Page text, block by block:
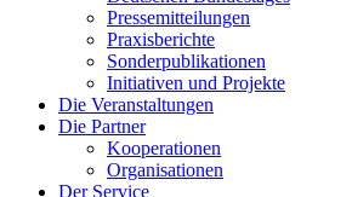
Pressemitteilungen
Praxisberichte
Sonderpublikationen
Initiativen und Projekte
Die Veranstaltungen
Die Partner
Kooperationen
Organisationen
Der Service